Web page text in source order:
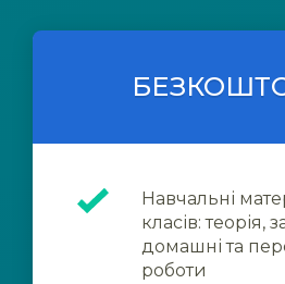
Навчальні
класів: теорія,
домашні та
роботи